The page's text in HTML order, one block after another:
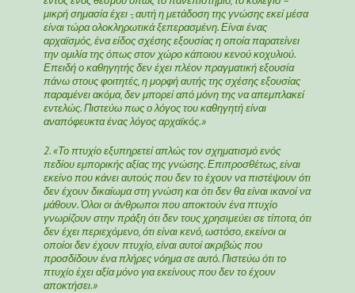
μικρή σημασία έχει -, αυτή η μετάδοση της γνώσης εκεί μέσα
είναι τώρα ολοκληρωτικά ξεπερασμένη. Είναι ένας
αρχαϊσμός, ένα είδος σχέσης εξουσίας η οποία παρατείνει
την ομιλία της όπως στον χώρο κάποιου κενού κοχυλιού.
Επειδή ο καθηγητής δεν έχει πλέον πραγματική εξουσία
πάνω στους φοιτητές, η μορφή αυτής της σχέσης εξουσίας
παραμένει ακόμα, δεν μπορεί από μόνη της να απεμπλακεί
εντελώς. Πιστεύω πως ο λόγος του καθηγητή είναι
αναπόφευκτα ένας λόγος αρχαϊκός.»
2. «Το πτυχίο εξυπηρετεί απλώς τον σχηματισμό ενός
πεδίου εμπορικής αξίας της γνώσης. Επιπροσθέτως, είναι
εκείνο που κάνει αυτούς που δεν το έχουν να πιστέψουν ότι
δεν έχουν δικαίωμα στη γνώση και ότι δεν θα είναι ικανοί να
μάθουν. Όλοι οι άνθρωποι που αποκτούν ένα πτυχίο
γνωρίζουν στην πράξη ότι δεν τους χρησιμεύει σε τίποτα, ότι
δεν έχει περιεχόμενο, ότι είναι κενό, ωστόσο, εκείνοι οι
οποίοι δεν έχουν πτυχίο, είναι αυτοί ακριβώς που
προσδίδουν ένα πλήρες νόημα σε αυτό. Πιστεύω ότι το
πτυχίο έχει αξία μόνο για εκείνους που δεν το έχουν
αποκτήσει.»